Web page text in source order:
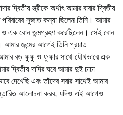
দ্বিতীয় স্ত্রীকে অর্থাৎ আমার বাবার দ্বিতীয়
সুজাত কন্যা ছিলেন তিনি। আমার
ও এক বোন জন্মগ্রহণ করেছিলেন। সেই বোন
জন্মের আগেই তিনি প্রয়াত
আমার বড় ফুফু ও ফুফার সাথে যৌথভাবে এক
দ্বিতীয় দাদির ঘরে আমার দুই চাচা
দেখেছি এবং তাঁদের সবার সাথেই আমার
আলোচনা করব, যদিও এই আগেও